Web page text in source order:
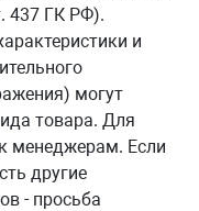
437 ГК РФ).
и
могут
товара. Для
менеджерам. Если
другие
- просьба